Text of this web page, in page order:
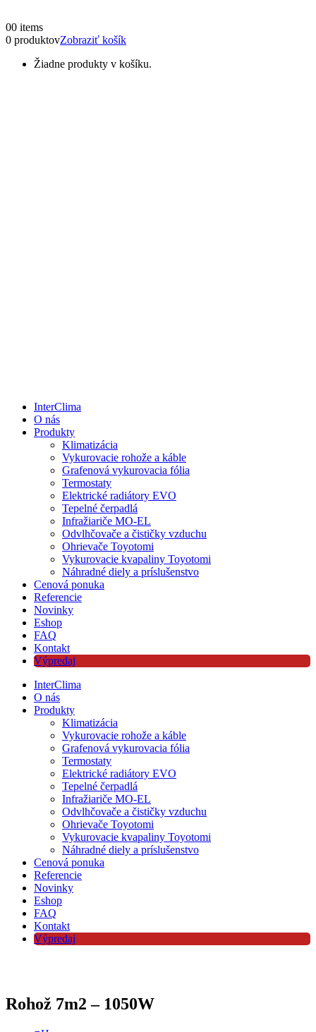
00 items
0 produktovZobraziť košík
Žiadne produkty v košíku.
InterClima
O nás
Produkty
Klimatizácia
Vykurovacie rohože a káble
Grafenová vykurovacia fólia
Termostaty
Elektrické radiátory EVO
Tepelné čerpadlá
Infražiariče MO-EL
Odvlhčovače a čističky vzduchu
Ohrievače Toyotomi
Vykurovacie kvapaliny Toyotomi
Náhradné diely a príslušenstvo
Cenová ponuka
Referencie
Novinky
Eshop
FAQ
Kontakt
Výpredaj
InterClima
O nás
Produkty
Klimatizácia
Vykurovacie rohože a káble
Grafenová vykurovacia fólia
Termostaty
Elektrické radiátory EVO
Tepelné čerpadlá
Infražiariče MO-EL
Odvlhčovače a čističky vzduchu
Ohrievače Toyotomi
Vykurovacie kvapaliny Toyotomi
Náhradné diely a príslušenstvo
Cenová ponuka
Referencie
Novinky
Eshop
FAQ
Kontakt
Výpredaj
Rohož 7m2 – 1050W